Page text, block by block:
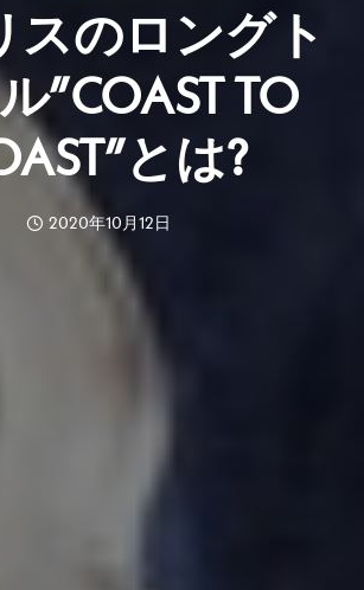
スのロングト
”COAST TO
とは?
2020年10月12日